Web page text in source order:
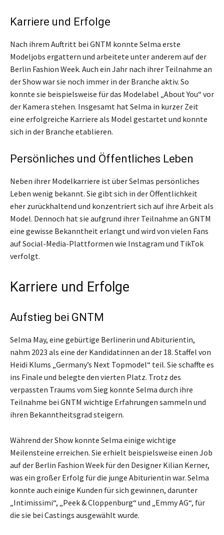
Karriere und Erfolge
Nach ihrem Auftritt bei GNTM konnte Selma erste
Modeljobs ergattern und arbeitete unter anderem auf der
Berlin Fashion Week. Auch ein Jahr nach ihrer Teilnahme an
der Show war sie noch immer in der Branche aktiv. So
konnte sie beispielsweise für das Modelabel „About You“ vor
der Kamera stehen. Insgesamt hat Selma in kurzer Zeit
eine erfolgreiche Karriere als Model gestartet und konnte
sich in der Branche etablieren.
Persönliches und Öffentliches Leben
Neben ihrer Modelkarriere ist über Selmas persönliches
Leben wenig bekannt. Sie gibt sich in der Öffentlichkeit
eher zurückhaltend und konzentriert sich auf ihre Arbeit als
Model. Dennoch hat sie aufgrund ihrer Teilnahme an GNTM
eine gewisse Bekanntheit erlangt und wird von vielen Fans
auf Social-Media-Plattformen wie Instagram und TikTok
verfolgt.
Karriere und Erfolge
Aufstieg bei GNTM
Selma May, eine gebürtige Berlinerin und Abiturientin,
nahm 2023 als eine der Kandidatinnen an der 18. Staffel von
Heidi Klums „Germany’s Next Topmodel“ teil. Sie schaffte es
ins Finale und belegte den vierten Platz. Trotz des
verpassten Traums vom Sieg konnte Selma durch ihre
Teilnahme bei GNTM wichtige Erfahrungen sammeln und
ihren Bekanntheitsgrad steigern.
Während der Show konnte Selma einige wichtige
Meilensteine erreichen. Sie erhielt beispielsweise einen Job
auf der Berlin Fashion Week für den Designer Kilian Kerner,
was ein großer Erfolg für die junge Abiturientin war. Selma
konnte auch einige Kunden für sich gewinnen, darunter
„Intimissimi“, „Peek & Cloppenburg“ und „Emmy AG“, für
die sie bei Castings ausgewählt wurde.